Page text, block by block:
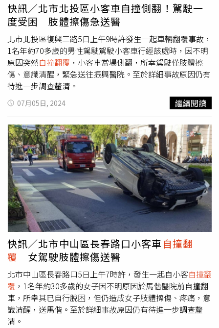
快訊／北市北投區小客車自撞側翻！駕駛一
度受困 肢體擦傷急送醫
北市北投區復興三路5日上午9時許發生一起車輛翻覆事故，
1名年約70多歲的男性駕駛駕駛小客車行經該處時，因不明
原因突然自撞翻覆 ，小客車當場側翻，所幸駕駛僅肢體擦
傷、意識清醒，緊急送往振興醫院。至於詳細事故原因仍有
待進一步調查釐清。
07月05日, 2024 繼續閱讀
快訊／北市中山區長春路口小客車 自撞翻
覆 女駕駛肢體擦傷送醫
北市中山區長春路口5日上午7時許，發生一起自小客自撞翻
覆 ，1名年約30多歲的女子因不明原因於馬偕醫院前自撞翻
車，所幸其已自行脫困，但仍造成女子肢體擦傷、疼痛，意
識清醒，送馬偕。至於詳細事故原因仍有待進一步調查釐
清。